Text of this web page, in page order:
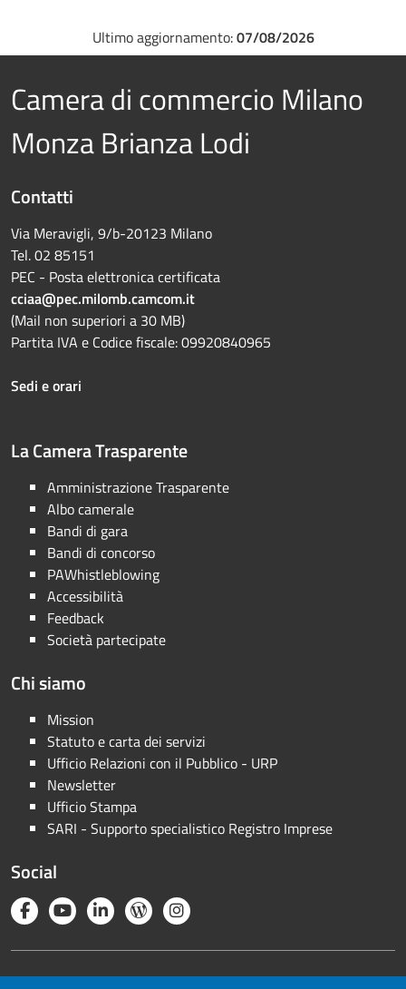
Ultimo aggiornamento:07/08/2026
Camera di commercio Milano
Monza Brianza Lodi
Contatti
Via Meravigli, 9/b-20123 Milano
Tel. 02 85151
PEC - Posta elettronica certificata
cciaa@pec.milomb.camcom.it
(Mail non superiori a 30 MB)
Partita IVA e Codice fiscale: 09920840965
Sedi e orari
La Camera Trasparente
Amministrazione Trasparente
Albo camerale
Bandi di gara
Bandi di concorso
PAWhistleblowing
Accessibilità
Feedback
Società partecipate
Chi siamo
Mission
Statuto e carta dei servizi
Ufficio Relazioni con il Pubblico - URP
Newsletter
Ufficio Stampa
SARI - Supporto specialistico Registro Imprese
Social
Note legali